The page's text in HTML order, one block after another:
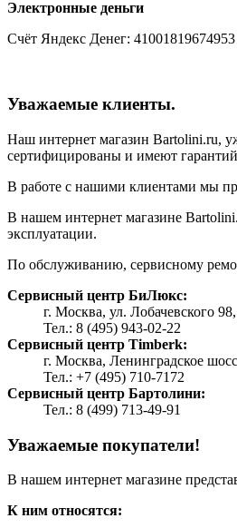
Электронные деньги
Счёт Яндекс Денег: 41001819674953
Уважаемые клиенты.
Наш интернет магазин Bartolini.ru,
сертифицированы и имеют
В работе с нашими клиентами мы
В нашем интернет магазине
эксплуатации.
По обслуживанию, сервисному
Сервисный центр БиЛюкс:
г. Москва, ул. Лобачевского
Тел.: 8 (495) 943-02-22
Сервисный центр Timberk:
г. Москва, Ленинградское
Тел.: +7 (495) 710-7172
Сервисный центр Бартолини:
Тел.: 8 (499) 713-49-91
Уважаемые покупатели!
В нашем интернет магазине
К ним относятся: